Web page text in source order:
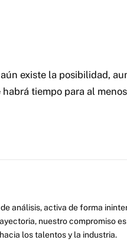
existe la posibilidad,
tiempo para al
análisis, activa de forma
nuestro compromiso
los talentos y la industria.